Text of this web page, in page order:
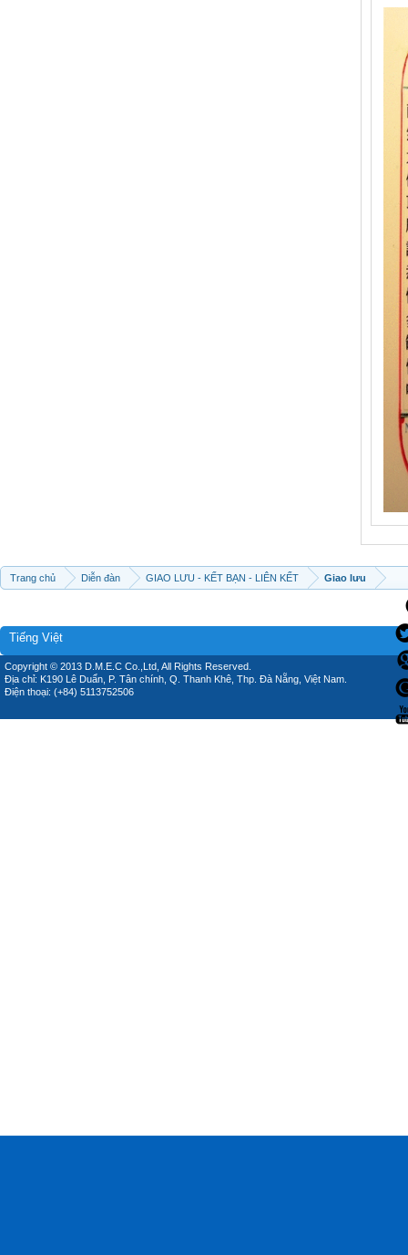
Trang chủ Diễn đàn GIAO LƯU - KẾT BẠN - LIÊN KẾT Giao lưu
Tiếng Việt
Copyright © 2013 D.M.E.C Co.,Ltd, All Rights Reserved.
Địa chỉ: K190 Lê Duẩn, P. Tân chính, Q. Thanh Khê, Thp. Đà Nẵng, Việt Nam.
Điện thoại: (+84) 5113752506